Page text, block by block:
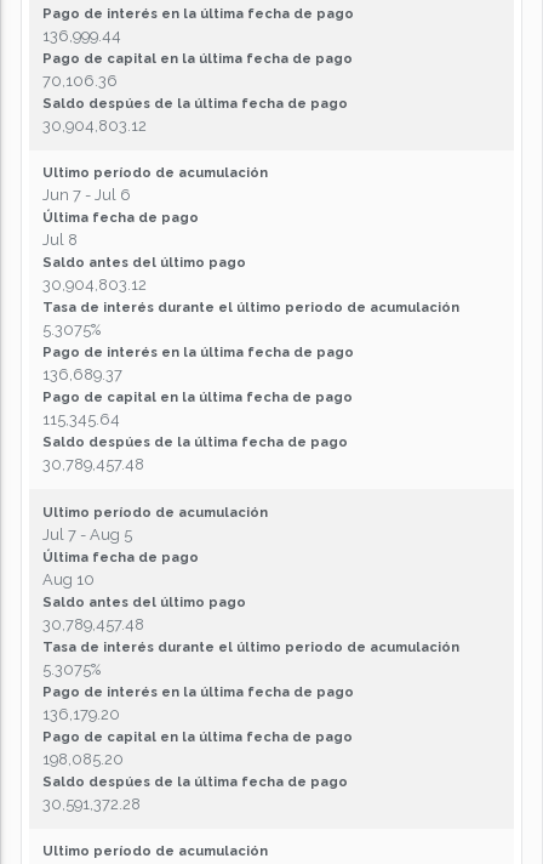
Pago de interés en la última fecha de pago
136,999.44
Pago de capital en la última fecha de pago
70,106.36
Saldo despúes de la última fecha de pago
30,904,803.12
Ultimo período de acumulación
Jun 7 - Jul 6
Última fecha de pago
Jul 8
Saldo antes del último pago
30,904,803.12
Tasa de interés durante el último periodo de acumulación
5.3075%
Pago de interés en la última fecha de pago
136,689.37
Pago de capital en la última fecha de pago
115,345.64
Saldo despúes de la última fecha de pago
30,789,457.48
Ultimo período de acumulación
Jul 7 - Aug 5
Última fecha de pago
Aug 10
Saldo antes del último pago
30,789,457.48
Tasa de interés durante el último periodo de acumulación
5.3075%
Pago de interés en la última fecha de pago
136,179.20
Pago de capital en la última fecha de pago
198,085.20
Saldo despúes de la última fecha de pago
30,591,372.28
Ultimo período de acumulación